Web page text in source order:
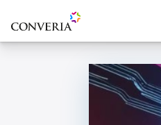
Zur Startseite